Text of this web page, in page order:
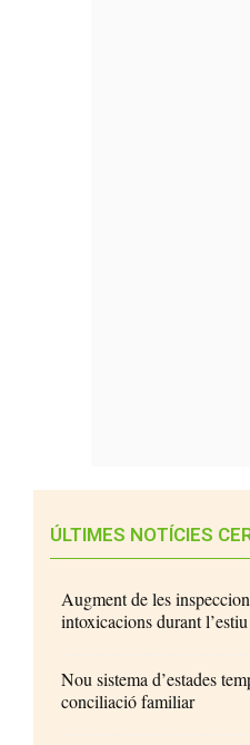
ÚLTIMES NOTÍCIES
Augment de les
intoxicacions durant l’estiu
Nou sistema d’estades
conciliació familiar